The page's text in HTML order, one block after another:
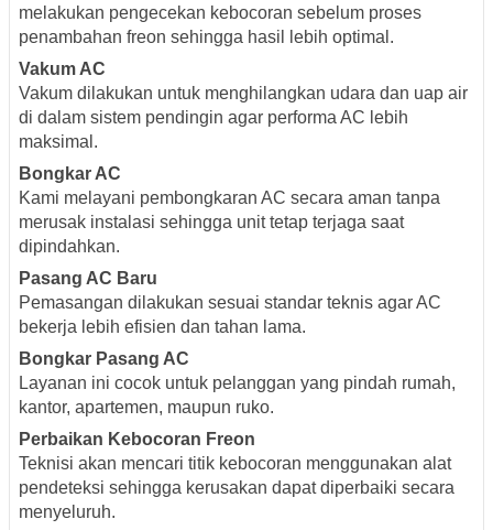
melakukan pengecekan kebocoran sebelum proses
penambahan freon sehingga hasil lebih optimal.
Vakum AC
Vakum dilakukan untuk menghilangkan udara dan uap air
di dalam sistem pendingin agar performa AC lebih
maksimal.
Bongkar AC
Kami melayani pembongkaran AC secara aman tanpa
merusak instalasi sehingga unit tetap terjaga saat
dipindahkan.
Pasang AC Baru
Pemasangan dilakukan sesuai standar teknis agar AC
bekerja lebih efisien dan tahan lama.
Bongkar Pasang AC
Layanan ini cocok untuk pelanggan yang pindah rumah,
kantor, apartemen, maupun ruko.
Perbaikan Kebocoran Freon
Teknisi akan mencari titik kebocoran menggunakan alat
pendeteksi sehingga kerusakan dapat diperbaiki secara
menyeluruh.